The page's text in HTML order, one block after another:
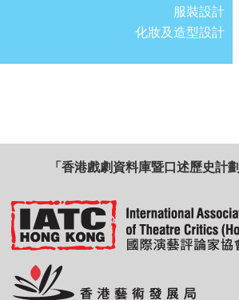
服裝設計
化妝及造型設計
「香港戲劇資料庫暨口述歷史計